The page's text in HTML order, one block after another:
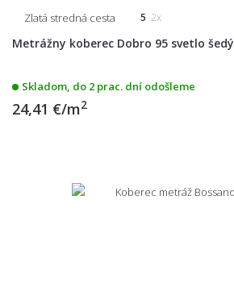
Zlatá stredná cesta 5 2x
Metrážny koberec Dobro 95 svetlo šedý
Skladom, do 2 prac. dní odošleme
24,41 €/m2